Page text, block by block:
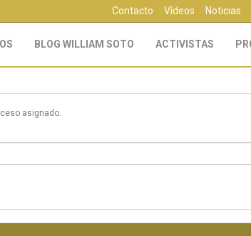
Contacto Vídeos Noticias
BLOG WILLIAM SOTO ACTIVISTAS
asignado.